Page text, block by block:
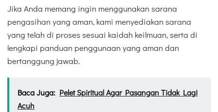
Jika Anda memang ingin menggunakan sarana
pengasihan yang aman, kami menyediakan sarana
yang telah di proses sesuai kaidah keilmuan, serta di
lengkapi panduan penggunaan yang aman dan
bertanggung jawab.
Baca Juga: Pelet Spiritual Agar Pasangan Tidak Lagi
Acuh